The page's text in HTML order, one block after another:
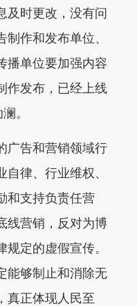
及时更改，没有问
作和发布单位、
播单位要加强内容
作发布，已经上线
。
告和营销领域行
律、行业维权、
和支持负责任营
线营销，反对为博
定的虚假宣传。
能够制止和消除无
真正体现人民至